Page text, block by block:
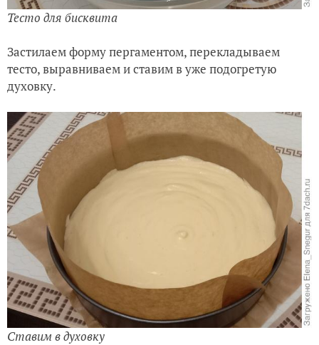
Тесто для бисквита
Застилаем форму пергаментом, перекладываем
тесто, выравниваем и ставим в уже подогретую
духовку.
Ставим в духовку